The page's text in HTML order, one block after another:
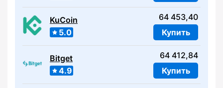
KuCoin
5.0
64 453,40
Купить
Bitget
4.9
64 412,84
Купить